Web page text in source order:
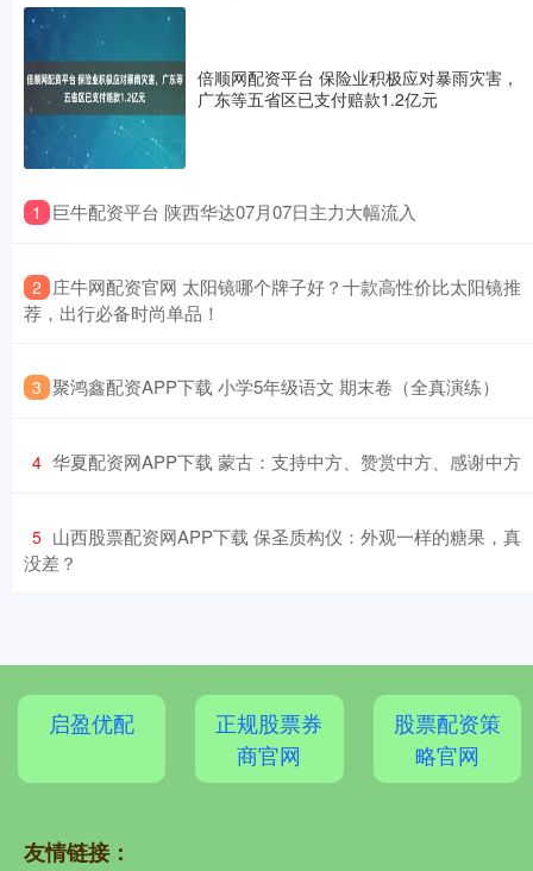
倍顺网配资平台 保险业积极应对暴雨灾害，
广东等五省区已支付赔款1.2亿元
1 ​巨牛配资平台 陕西华达07月07日主力大幅流入
2 ​庄牛网配资官网 太阳镜哪个牌子好？十款高性价比太阳镜推
荐，出行必备时尚单品！
3 ​聚鸿鑫配资APP下载 小学5年级语文 期末卷（全真演练）
4 ​华夏配资网APP下载 蒙古：支持中方、赞赏中方、感谢中方
5 ​山西股票配资网APP下载 保圣质构仪：外观一样的糖果，真
没差？
启盈优配
正规股票券
商官网
股票配资策
略官网
友情链接：